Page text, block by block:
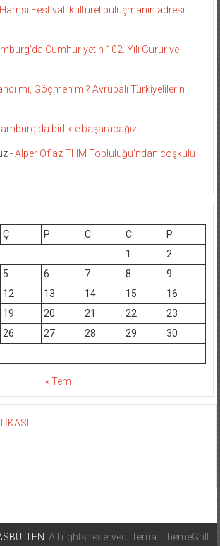
Hamsi Festivali kültürel buluşmanın adresi
Cumhuriyetin 102. Yılı Gurur ve
mı, Göçmen mi? Avrupalı Türkiyelilerin
birlikte başaracağız
-Alper Oflaz THM Topluluğu’ndan coşkulu
Ç P C C
P
1
2
5 6 7 8
9
12 13 14 15
16
19 20 21 22
23
26 27 28 29
30
« Tem
. All rights reserved. Tema: ThemeGrill